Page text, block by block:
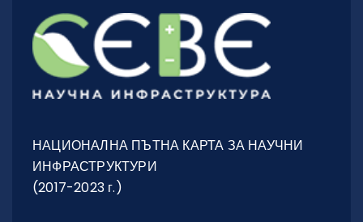
ЦЛ СЕНЕИ - БАН
Оперативна структура
НАЦИОНАЛНА ПЪТНА КАРТА ЗА НАУЧНИ
ИНФРАСТРУКТУРИ
(2017-2023 г.)